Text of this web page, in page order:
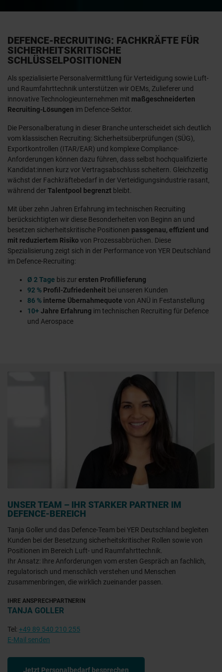
DEFENCE-RECRUITING: FACHKRÄFTE FÜR
SICHERHEITSKRITISCHE
SCHLÜSSELPOSITIONEN
Als spezialisierte Personalvermittlung für Verteidigung sowie Luft-
und Raumfahrttechnik unterstützen wir OEMs, Zulieferer und
innovative Technologieunternehmen mit maßgeschneiderten
Recruiting-Lösungen im Defence-Sektor.
Die Personalberatung in dieser Branche unterscheidet sich deutlich
vom klassischen Recruiting: Sicherheitsüberprüfungen (SÜG),
Exportkontrollen (ITAR/EAR) und komplexe Compliance-
Anforderungen können dazu führen, dass selbst hochqualifizierte
Kandidat:innen kurz vor Vertragsabschluss scheitern. Gleichzeitig
wächst der Fachkräftebedarf in der Verteidigungsindustrie rasant,
während derTalentpool begrenzt bleibt.
Mit über zehn Jahren Erfahrung im technischen Recruiting
berücksichtigten wir diese Besonderheiten von Beginn an und
besetzen sicherheitskritische Positionen passgenau, effizient und
mit reduziertem Risiko von Prozessabbrüchen. Diese
Spezialisierung zeigt sich in der Performance von YER Deutschland
im Defence-Recruiting:
Ø 2 Tage bis zurersten Profillieferung
92 % Profil-Zufriedenheit bei unseren Kunden
86 % interne Übernahmequote von ANÜ in Festanstellung
10+ Jahre Erfahrung im technischen Recruiting für Defence
und Aerospace
UNSER TEAM – IHR STARKER PARTNER IM
DEFENCE-BEREICH
Tanja Goller und das Defence-Team bei YER Deutschland begleiten
Kunden bei der Besetzung sicherheitskritischer Rollen sowie von
Positionen im Bereich Luft- und Raumfahrttechnik.
Ihr Ansatz: Ihre Anforderungen vom ersten Gespräch an fachlich,
regulatorisch und menschlich verstehen und Menschen
zusammenbringen, die wirklich zueinander passen.
IHRE ANSPRECHPARTNERIN
TANJA GOLLER
Tel: +49 89 540 210 255
E-Mail senden
Jetzt Personalbedarf besprechen